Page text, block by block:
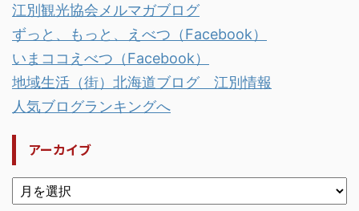
江別観光協会メルマガブログ
ずっと、もっと、えべつ（Facebook）
いまココえべつ（Facebook）
地域生活（街）北海道ブログ 江別情報
人気ブログランキングへ
アーカイブ